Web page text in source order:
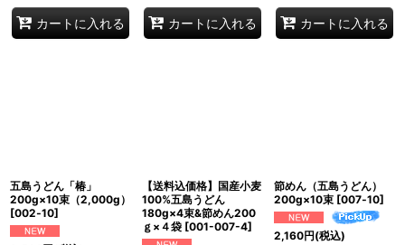
カートに入れる カートに入れる カートに入れる
五島うどん「椿」
200g×10束（2,000g）
[002‐10]
【送料込価格】国産小麦
100%五島うどん
180g×4束&節めん200
ｇ×４袋 [001-007-4]
節めん（五島うどん）
200g×10束 [007‐10]
2,160円(税込)